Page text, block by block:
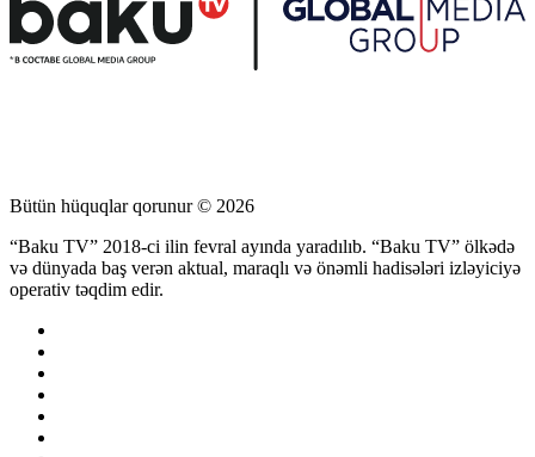
Bütün hüquqlar qorunur © 2026
“Baku TV” 2018-ci ilin fevral ayında yaradılıb. “Baku TV” ölkədə
və dünyada baş verən aktual, maraqlı və önəmli hadisələri izləyiciyə
operativ təqdim edir.